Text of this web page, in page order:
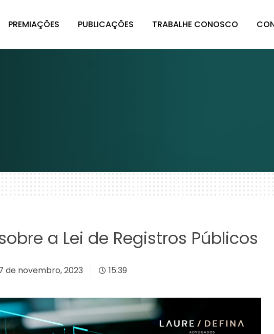
PREMIAÇÕES PUBLICAÇÕES TRABALHE CONOSCO
a Lei de Registros Públicos
de novembro, 2023 15:39